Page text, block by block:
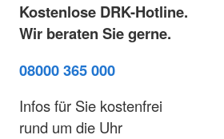
Kostenlose DRK-Hotline.
Wir beraten Sie gerne.
08000 365 000
Infos für Sie kostenfrei
rund um die Uhr